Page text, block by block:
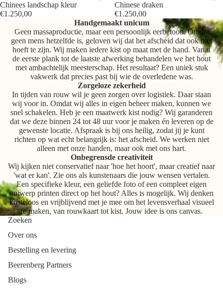
Chinees landschap kleur
€1.250,00
Chinese draken
€1.250,00
Handgemaakt unicum
Geen massaproductie, maar een persoonlijk eerbetoon. Omdat
geen mens hetzelfde is, geloven wij dat het afscheid dat ook niet
hoeft te zijn. Wij maken iedere kist op maat met de hand. Vanaf
de eerste plank tot de laatste afwerking behandelen we het hout
met ambachtelijk meesterschap. Het resultaat? Een uniek stuk
vakwerk dat precies past bij wie de overledene was.
Zorgeloze zekerheid
In tijden van rouw wil je geen zorgen over logistiek. Daar staan
wij voor in. Omdat wij alles in eigen beheer maken, kunnen we
snel schakelen. Heb je een maatwerk kist nodig? Wij garanderen
dat we deze binnen 24 tot 48 uur voor je maken én leveren op de
gewenste locatie. Afspraak is bij ons heilig, zodat jij je kunt
richten op wat echt belangrijk is: het afscheid. We werken niet
alleen met onze handen, maar ook met ons hart.
Onbegrensde creativiteit
Wij kijken niet conservatief naar 'hoe het hoort', maar creatief naar
'wat er kan'. Zie ons als kunstenaars die jouw wensen vertalen.
Een specifieke kleur, een geliefde foto of een compleet eigen
ontwerp printen direct op het hout? Alles is mogelijk. Wij denken
kosteloos en vrijblijvend met je mee om het levensverhaal visueel
te maken, van rouwkaart tot kist. Jouw idee is ons canvas.
Zoeken
Over ons
Bestelling en levering
Beerenberg Partners
Blogs